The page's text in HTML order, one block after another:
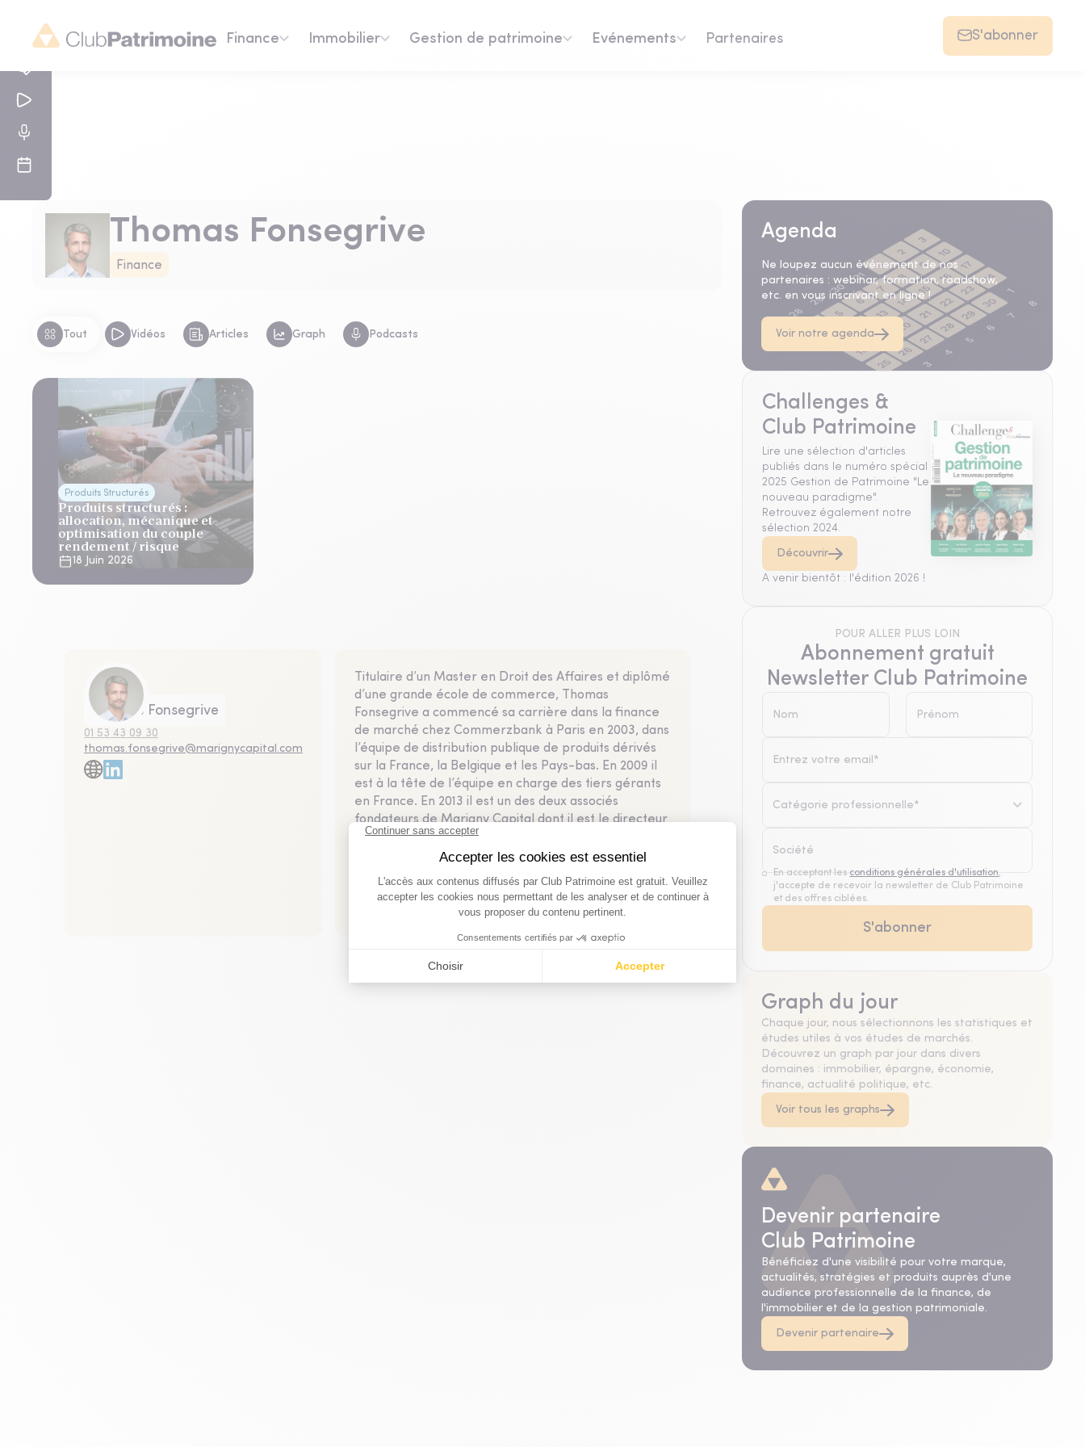
Finance Immobilier Gestion de patrimoine Evénements Partenaires S'abonner
Thomas Fonsegrive
Finance
Tout Vidéos Articles Graph Podcasts
Produits Structurés
Produits structurés :
allocation, mécanique et
optimisation du couple
rendement / risque
18 Juin 2026
Thomas Fonsegrive
01 53 43 09 30
thomas.fonsegrive@marignycapital.com
Titulaire d’un Master en Droit des Affaires et diplômé
d’une grande école de commerce, Thomas
Fonsegrive a commencé sa carrière dans la finance
de marché chez Commerzbank à Paris en 2003, dans
l’équipe de distribution publique de produits dérivés
sur la France, la Belgique et les Pays-bas. En 2009 il
est à la tête de l’équipe en charge des tiers gérants
en France. En 2013 il est un des deux associés
fondateurs de Marigny Capital dont il est le directeur
général. La société s’appuie sur une équipe d’environ
vingt collaborateurs et a conseillé plus de 5 milliards
Capital a été rachetée par la société de gestion
Agenda
Ne loupez aucun événement de nos
partenaires : webinar, formation, roadshow,
etc. en vous inscrivant en ligne !
Voir notre agenda
Challenges &
Club Patrimoine
Lire une sélection d'articles
publiés dans le numéro spécial
2025 Gestion de Patrimoine "Le
nouveau paradigme".
Retrouvez également notre
sélection 2024.
Découvrir
A venir bientôt : l'édition 2026 !
POUR ALLER PLUS LOIN
Abonnement gratuit
Newsletter Club Patrimoine
Catégorie professionnelle*
En acceptant les conditions générales d'utilisation,
j'accepte de recevoir la newsletter de Club Patrimoine
et des offres ciblées.
Graph du jour
Chaque jour, nous sélectionnons les statistiques et
études utiles à vos études de marchés.
Découvrez un graph par jour dans divers
domaines : immobilier, épargne, économie,
finance, actualité politique, etc.
Voir tous les graphs
Devenir partenaire
Club Patrimoine
Bénéficiez d'une visibilité pour votre marque,
actualités, stratégies et produits auprès d'une
audience professionnelle de la finance, de
l'immobilier et de la gestion patrimoniale.
Devenir partenaire